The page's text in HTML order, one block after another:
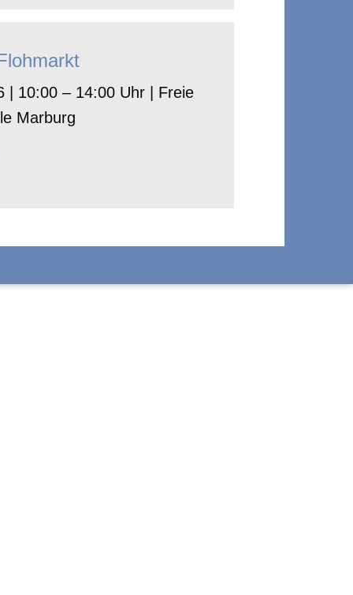
| 10:00 – 14:00 Uhr | Freie
Marburg